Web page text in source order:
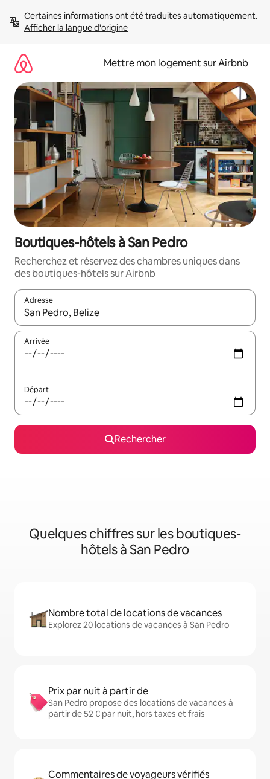
directement
Afficher la langue d'origine
Mettre mon logement sur Airbnb
Boutiques-hôtels à San Pedro
Recherchez et réservez des chambres uniques dans
des boutiques-hôtels sur Airbnb
Adresse
Lorsque les résultats s'affichent, utilisez les flèches vers le
Arrivée
Départ
Rechercher
Quelques chiffres sur les boutiques-
hôtels à San Pedro
Nombre total de locations de vacances
Explorez 20 locations de vacances à San Pedro
Prix par nuit à partir de
San Pedro propose des locations de vacances à
partir de 52 € par nuit, hors taxes et frais
Commentaires de voyageurs vérifiés